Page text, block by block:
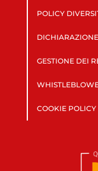
POLICY
GESTIONE DEI
COOKIE POLICY